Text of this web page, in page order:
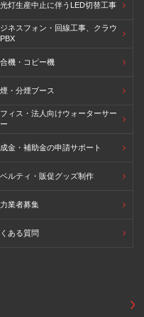
灯生産中止に伴うLED切替工事
ジネスフォン・回線工事、クラウ
PBX
機・コピー機
・分煙ブース
ィス・法人向けウォーターサー
金・補助金の申請サポート
ベルティ・販促グッズ制作
業者募集
ある質問